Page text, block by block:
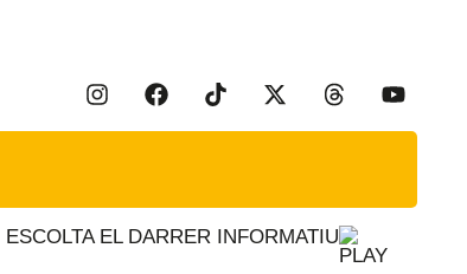
ESCOLTA EL DARRER INFORMATIU